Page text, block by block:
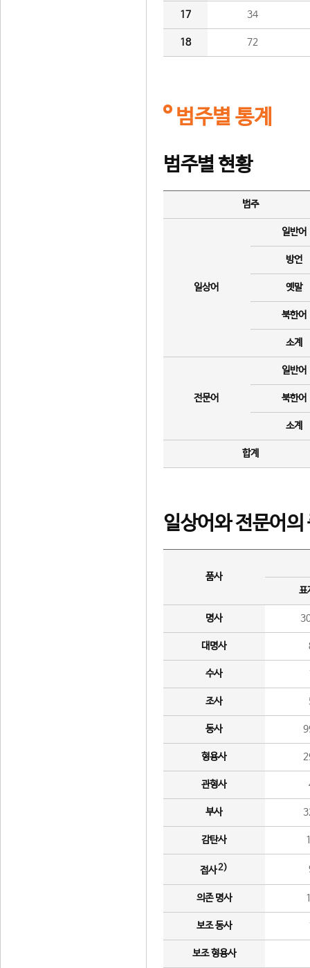
17 34
18 72
범주별 통계
범주별 현황
범주
일상어
일반어
방언
옛말
북한어
소계
전문어
일반어
북한어
소계
합계
일상어와 전문어의
품사
표
명사
대명사
수사
조사
동사
형용사
관형사
부사
감탄사
접사2)
의존 명사
보조 동사
보조 형용사